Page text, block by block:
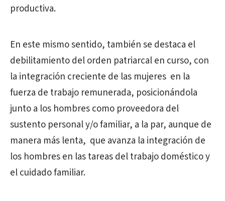
productiva.
En este mismo sentido, también se destaca el
debilitamiento del orden patriarcal en curso, con
la integración creciente de las mujeres en la
fuerza de trabajo remunerada, posicionándola
junto a los hombres como proveedora del
sustento personal y/o familiar, a la par, aunque de
manera más lenta, que avanza la integración de
los hombres en las tareas del trabajo doméstico y
el cuidado familiar.